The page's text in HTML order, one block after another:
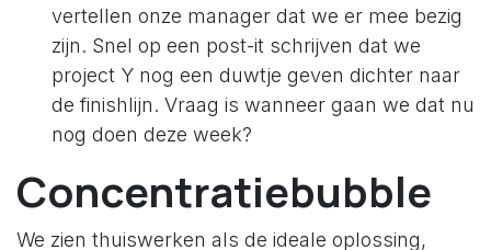
vertellen onze manager dat we er mee bezig
zijn. Snel op een post-it schrijven dat we
project Y nog een duwtje geven dichter naar
de finishlijn. Vraag is wanneer gaan we dat nu
nog doen deze week?
Concentratiebubble
We zien thuiswerken als de ideale oplossing,